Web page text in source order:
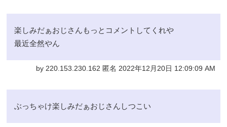
楽しみだぁおじさんもっとコメントしてくれや
最近全然やん
by 220.153.230.162 匿名 2022年12月20日 12:09:09 AM
ぶっちゃけ楽しみだぁおじさんしつこい